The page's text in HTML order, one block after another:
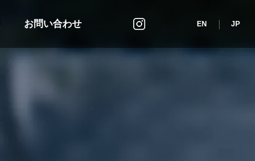
お問い合わせ インスタグラム EN JP